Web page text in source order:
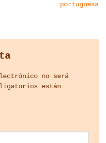
portuguesa
no será
están